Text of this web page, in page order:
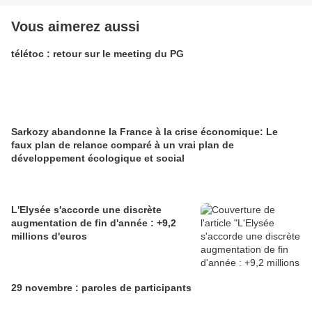
Vous aimerez aussi
télétoc : retour sur le meeting du PG
Sarkozy abandonne la France à la crise économique: Le
faux plan de relance comparé à un vrai plan de
développement écologique et social
L'Elysée s'accorde une discrète
augmentation de fin d'année : +9,2
millions d'euros
29 novembre : paroles de participants